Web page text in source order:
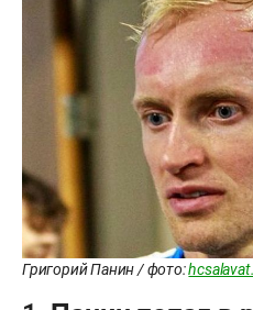
Григорий Панин / фото: